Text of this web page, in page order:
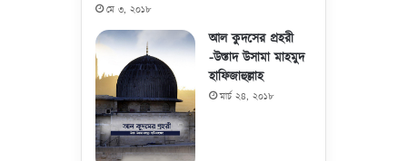
মে ৩, ২০১৮
আল কুদসের প্রহরী
-উস্তাদ উসামা মাহমুদ
হাফিজাহুল্লাহ
মার্চ ২৪, ২০১৮